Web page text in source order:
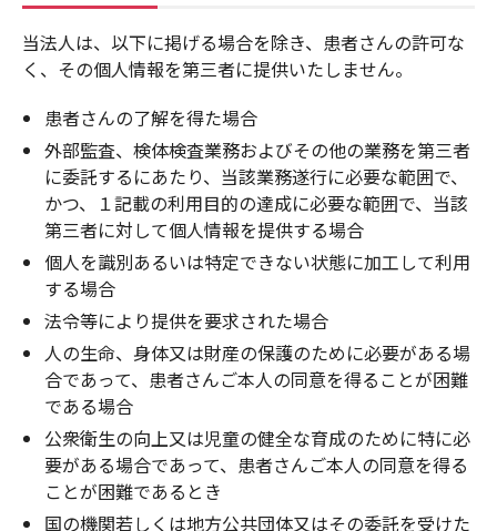
当法人は、以下に掲げる場合を除き、患者さんの許可な
く、その個人情報を第三者に提供いたしません。
患者さんの了解を得た場合
外部監査、検体検査業務およびその他の業務を第三者
に委託するにあたり、当該業務遂行に必要な範囲で、
かつ、１記載の利用目的の達成に必要な範囲で、当該
第三者に対して個人情報を提供する場合
個人を識別あるいは特定できない状態に加工して利用
する場合
法令等により提供を要求された場合
人の生命、身体又は財産の保護のために必要がある場
合であって、患者さんご本人の同意を得ることが困難
である場合
公衆衛生の向上又は児童の健全な育成のために特に必
要がある場合であって、患者さんご本人の同意を得る
ことが困難であるとき
国の機関若しくは地方公共団体又はその委託を受けた